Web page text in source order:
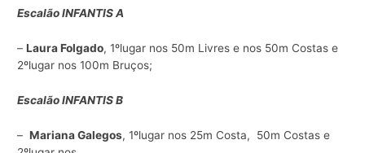
Escalão INFANTIS A
–Laura Folgado, 1ºlugar nos 50m Livres e nos 50m Costas e
2ºlugar nos 100m Bruços;
Escalão INFANTIS B
–Mariana Galegos, 1ºlugar nos 25m Costa, 50m Costas e